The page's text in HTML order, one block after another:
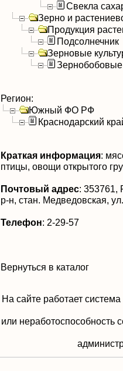
Свекла
Зерно и
Продукция
Подсолнечник
Зерновые
Зернобобовые
Регион:
Южный ФО РФ
Краснодарский
Краткая информация:
птицы, овощи открытого
Почтовый адрес: 353761,
р-н, стан. Медведовская,
Телефон: 2-29-57
Вернуться в каталог
На сайте работает
или неработоспособность